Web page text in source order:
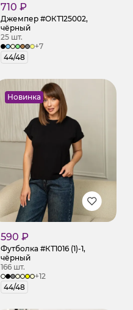
710 ₽
Джемпер #ОКТ125002,
чёрный
25 шт.
+7
44/48
Новинка
590 ₽
Футболка #КТ1016 (1)-1,
чёрный
166 шт.
+12
44/48